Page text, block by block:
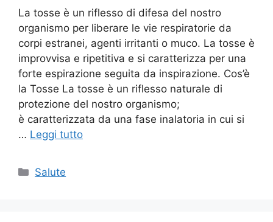
La tosse è un riflesso di difesa del nostro
organismo per liberare le vie respiratorie da
corpi estranei, agenti irritanti o muco. La tosse è
improvvisa e ripetitiva e si caratterizza per una
forte espirazione seguita da inspirazione. Cos’è
la Tosse La tosse è un riflesso naturale di
protezione del nostro organismo;
è caratterizzata da una fase inalatoria in cui si
… Leggi tutto
Categorie
Salute